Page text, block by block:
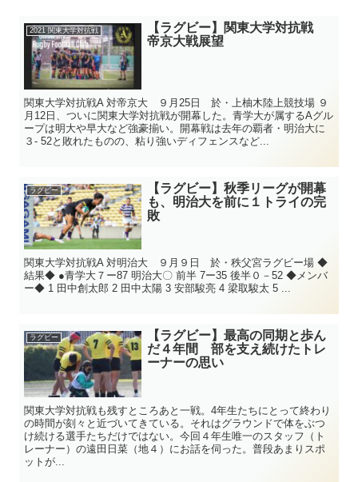
2021 関東大学対抗戦
【ラグビー】関東大学対抗戦
帝京大戦展望
関東大学対抗戦A 対帝京大 ９月25日 於・上柚木陸上競技場 ９
月12日、ついに関東大学対抗戦が開幕した。青学大が属するAグル
ープは明大や早大など強豪揃い。開幕戦は去年の覇者・明治大に
３- 52と敗れたものの、粘り強いディフェンスなど...
ラグビー
【ラグビー】秋季リーグが開幕
も、明治大を前に１トライの完
敗
関東大学対抗戦A 対明治大 ９月９日 於・秩父宮ラグビー場 ◆
結果◆ ●青学大７ー87 明治大〇 前半 7ー35 後半０－52 ◆メンバ
ー◆ 1 田中創太郎 2 田中太陽 3 安部駿亮 4 梁取駿太 5 ...
ラグビー
【ラグビー】最高の同期と歩ん
だ４年間 部を支え続けたトレ
ーナーの思い
関東大学対抗戦も残すところあと一戦。4年生たちにとって終わり
の時間が刻々と近づいてきている。それはグラウンドで体をぶつ
け続ける選手たちだけではない。今回４年生唯一のスタッフ（ト
レーナー）の遠田日菜（地４）にお話を伺った。普段あまりスポ
ットが...